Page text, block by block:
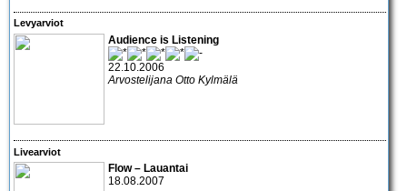
Levyarviot
Audience is Listening
22.10.2006
Arvostelijana Otto Kylmälä
Livearviot
Flow – Lauantai
18.08.2007